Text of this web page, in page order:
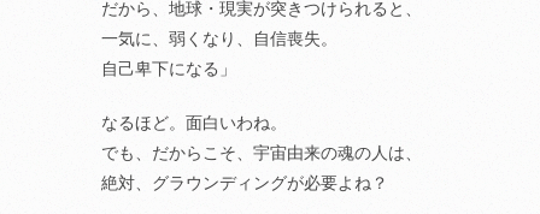
だから、地球・現実が突きつけられると、
一気に、弱くなり、自信喪失。
自己卑下になる」
なるほど。面白いわね。
でも、だからこそ、宇宙由来の魂の人は、
絶対、グラウンディングが必要よね？